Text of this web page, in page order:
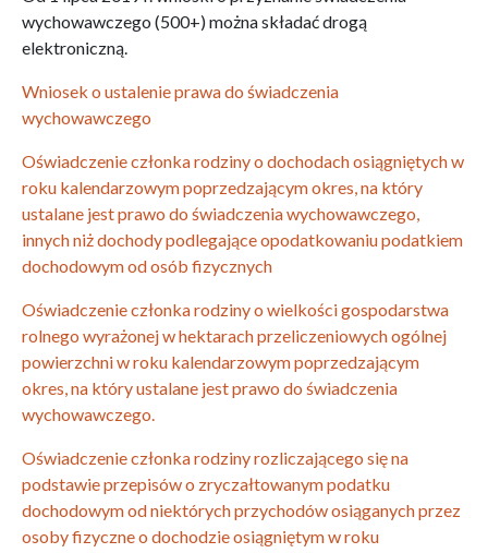
wychowawczego (500+) można składać drogą
elektroniczną.
Wniosek o ustalenie prawa do świadczenia
wychowawczego
Oświadczenie członka rodziny o dochodach osiągniętych w
roku kalendarzowym poprzedzającym okres, na który
ustalane jest prawo do świadczenia wychowawczego,
innych niż dochody podlegające opodatkowaniu podatkiem
dochodowym od osób fizycznych
Oświadczenie członka rodziny o wielkości gospodarstwa
rolnego wyrażonej w hektarach przeliczeniowych ogólnej
powierzchni w roku kalendarzowym poprzedzającym
okres, na który ustalane jest prawo do świadczenia
wychowawczego.
Oświadczenie członka rodziny rozliczającego się na
podstawie przepisów o zryczałtowanym podatku
dochodowym od niektórych przychodów osiąganych przez
osoby fizyczne o dochodzie osiągniętym w roku